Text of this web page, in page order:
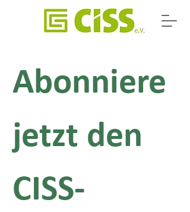
Abonniere
jetzt den
CISS-